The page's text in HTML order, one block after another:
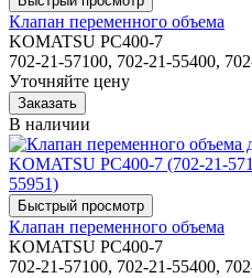
Клапан переменного объема
KOMATSU PC400-7
702-21-57100, 702-21-55400,
Уточняйте цену
В наличии
Клапан переменного объема
KOMATSU PC400-7
702-21-57100, 702-21-55400,